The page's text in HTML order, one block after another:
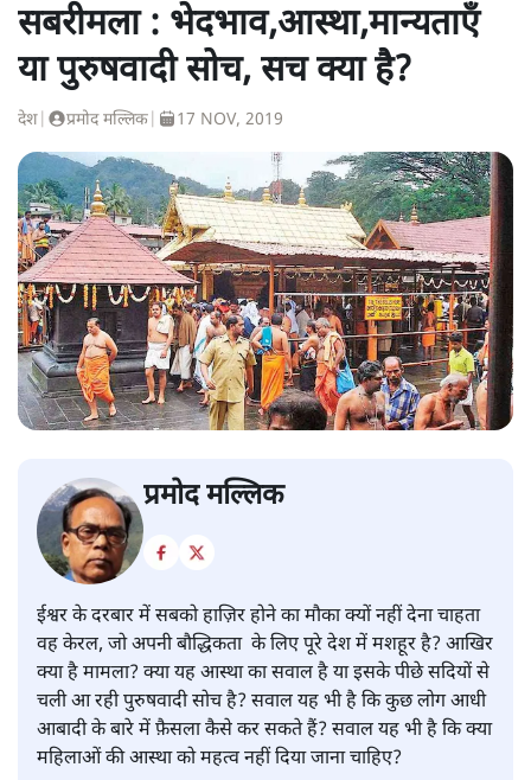
सबरीमला : भेदभाव,आस्था,मान्यताएँ
या पुरुषवादी सोच, सच क्या है?
देश प्रमोद मल्लिक 17 NOV, 2019
प्रमोद मल्लिक
ईश्वर के दरबार में सबको हाज़िर होने का मौका क्यों नहीं देना चाहता
वह केरल, जो अपनी बौद्धिकता के लिए पूरे देश में मशहूर है? आखिर
क्या है मामला? क्या यह आस्था का सवाल है या इसके पीछे सदियों से
चली आ रही पुरुषवादी सोच है? सवाल यह भी है कि कुछ लोग आधी
आबादी के बारे में फ़ैसला कैसे कर सकते हैं? सवाल यह भी है कि क्या
महिलाओं की आस्था को महत्व नहीं दिया जाना चाहिए?